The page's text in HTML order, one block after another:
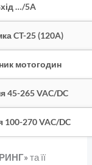
…/5A
CT-25 (120A)
мотогодин
45-265 VAC/DC
270 VAC/DC
та її